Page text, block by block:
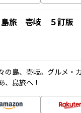
旅 壱岐 ５訂版
の島、壱岐。グルメ・
、島旅へ！